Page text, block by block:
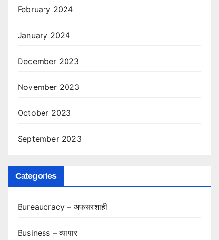
February 2024
January 2024
December 2023
November 2023
October 2023
September 2023
Categories
Bureaucracy – अफसरशाही
Business – व्यापार